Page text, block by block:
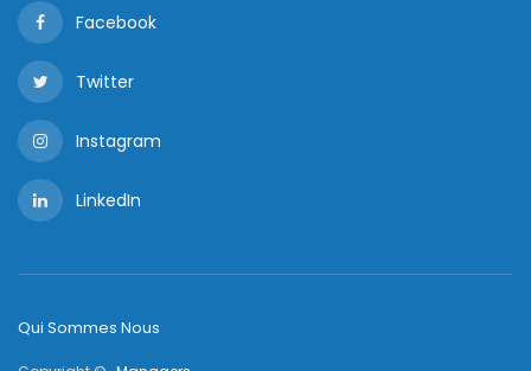
Facebook
Twitter
Instagram
LinkedIn
Qui Sommes Nous